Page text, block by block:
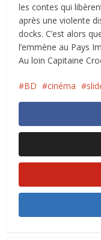
les contes qui
après une violente
docks. C’est alors
l’emmène au Pays
Au loin Capitaine
BD cinéma